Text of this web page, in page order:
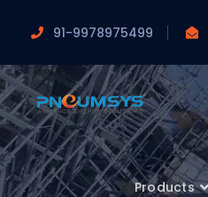
91-9978975499
Products